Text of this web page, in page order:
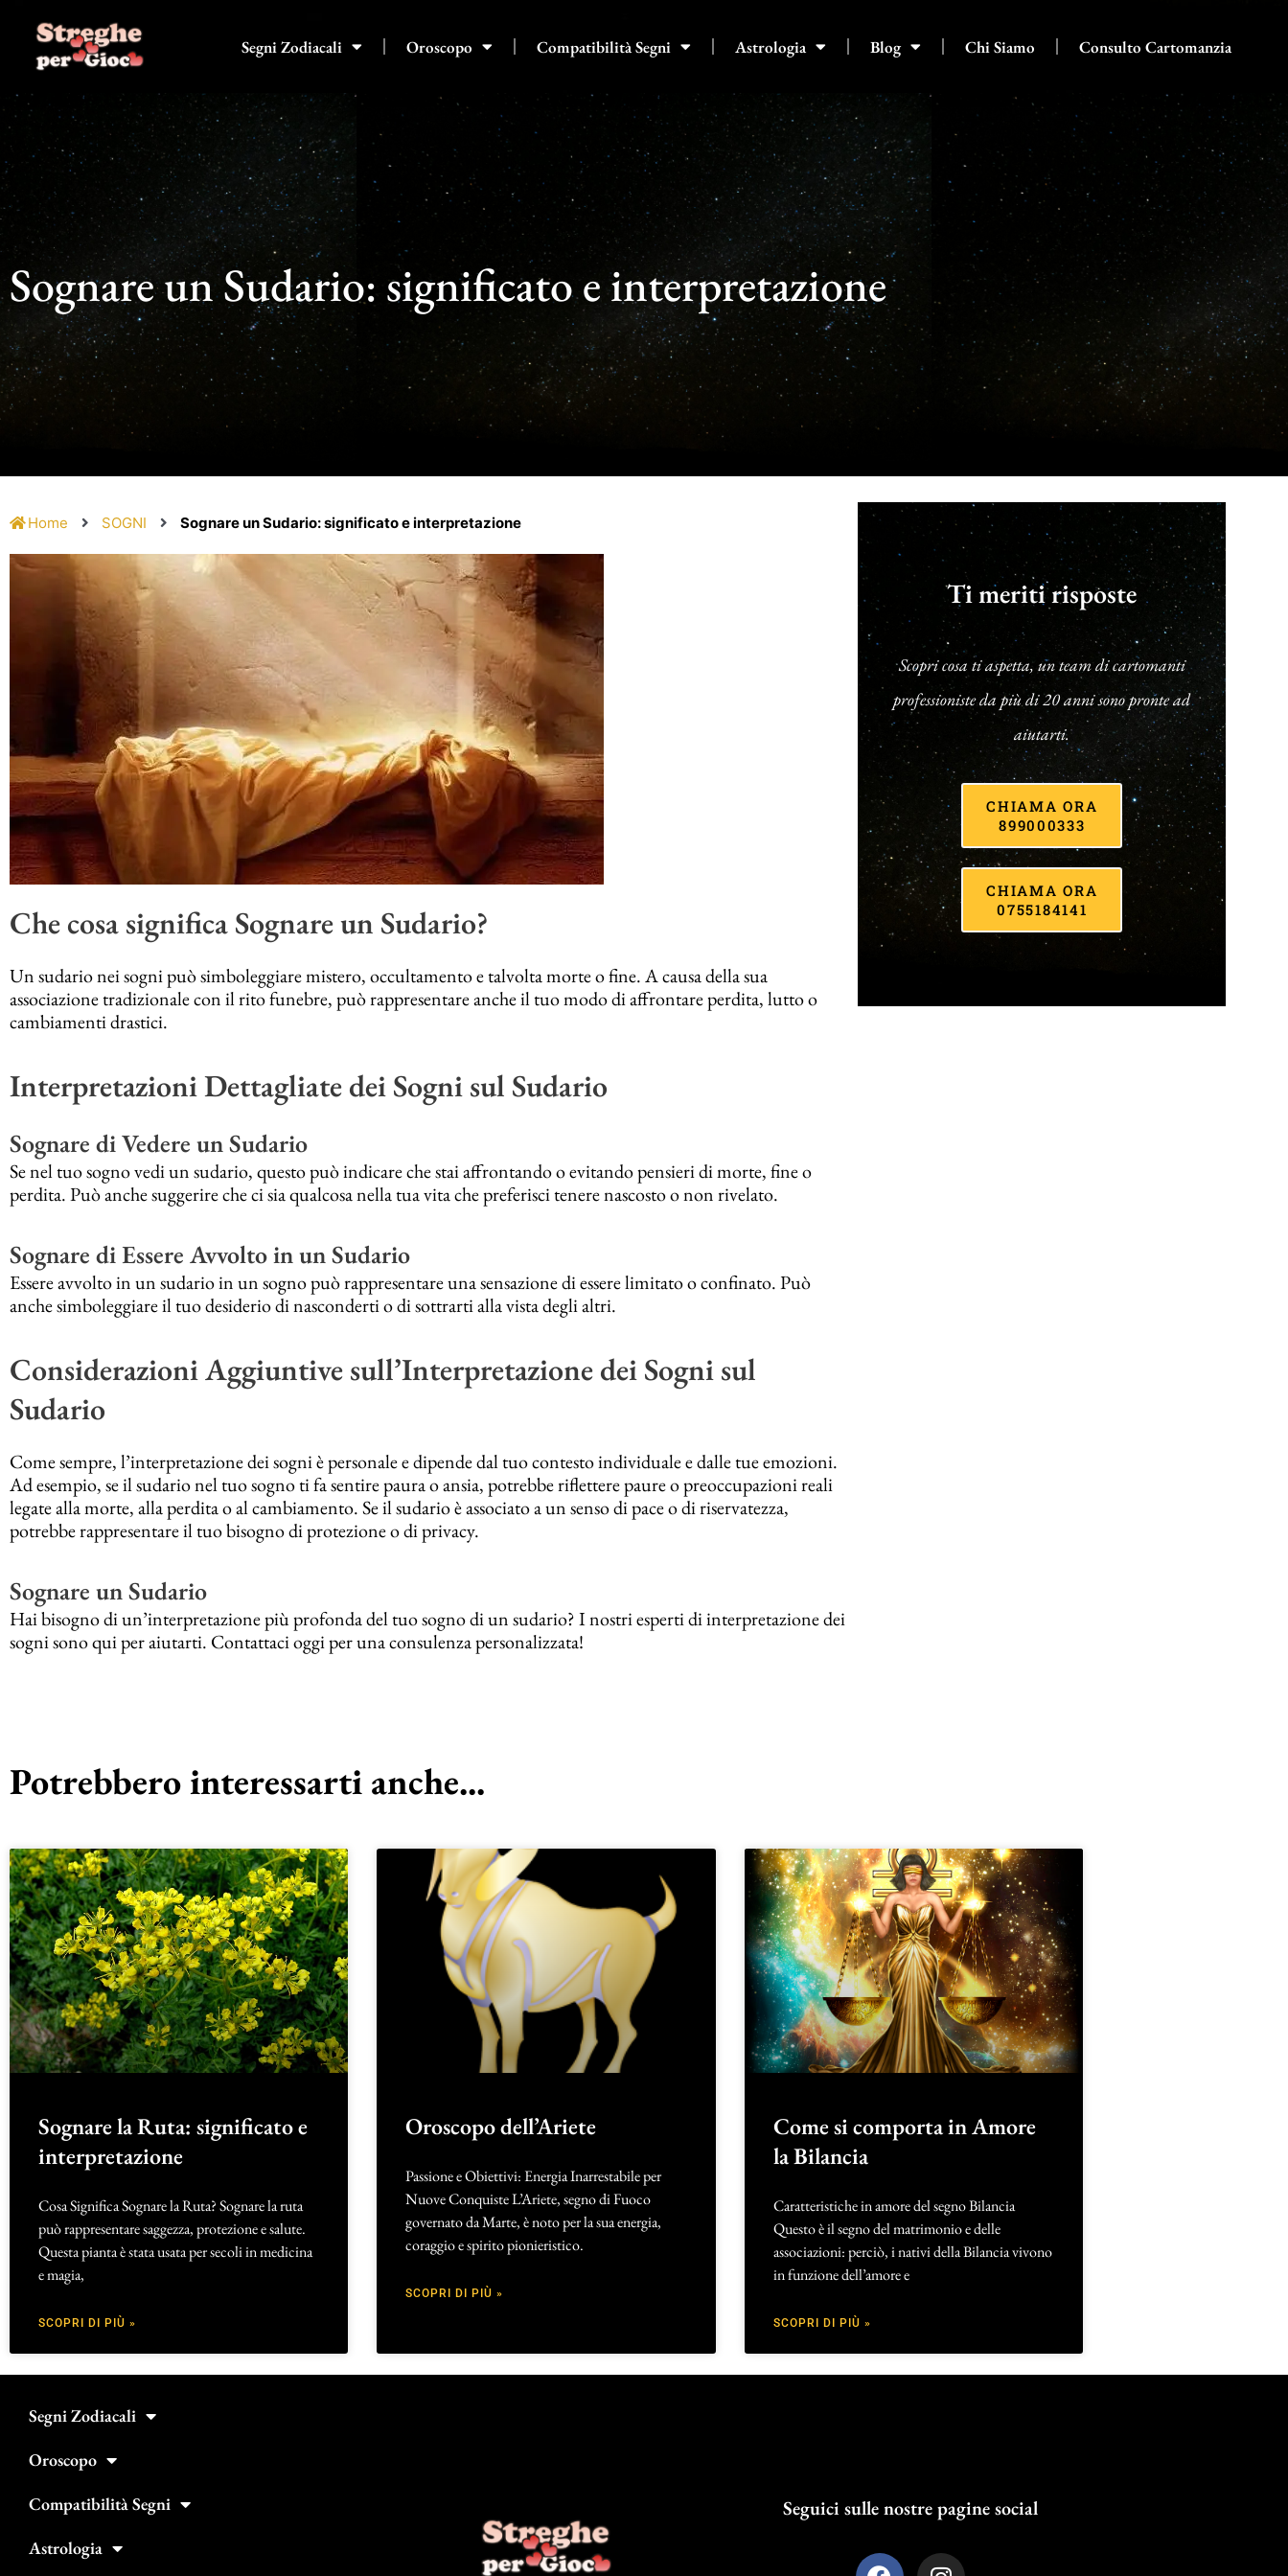
contenuto
Segni Zodiacali Oroscopo Compatibilità Segni Astrologia Blog Chi Siamo Consulto Cartomanzia
Sognare un Sudario: significato e interpretazione
Home SOGNI Sognare un Sudario: significato e interpretazione
Che cosa significa Sognare un Sudario?
Un sudario nei sogni può simboleggiare mistero, occultamento e talvolta morte o fine. A causa della sua
associazione tradizionale con il rito funebre, può rappresentare anche il tuo modo di affrontare perdita, lutto o
cambiamenti drastici.
Interpretazioni Dettagliate dei Sogni sul Sudario
Sognare di Vedere un Sudario
Se nel tuo sogno vedi un sudario, questo può indicare che stai affrontando o evitando pensieri di morte, fine o
perdita. Può anche suggerire che ci sia qualcosa nella tua vita che preferisci tenere nascosto o non rivelato.
Sognare di Essere Avvolto in un Sudario
Essere avvolto in un sudario in un sogno può rappresentare una sensazione di essere limitato o confinato. Può
anche simboleggiare il tuo desiderio di nasconderti o di sottrarti alla vista degli altri.
Considerazioni Aggiuntive sull’Interpretazione dei Sogni sul
Sudario
Come sempre, l’interpretazione dei sogni è personale e dipende dal tuo contesto individuale e dalle tue emozioni.
Ad esempio, se il sudario nel tuo sogno ti fa sentire paura o ansia, potrebbe riflettere paure o preoccupazioni reali
legate alla morte, alla perdita o al cambiamento. Se il sudario è associato a un senso di pace o di riservatezza,
potrebbe rappresentare il tuo bisogno di protezione o di privacy.
Sognare un Sudario
Hai bisogno di un’interpretazione più profonda del tuo sogno di un sudario? I nostri esperti di interpretazione dei
sogni sono qui per aiutarti. Contattaci oggi per una consulenza personalizzata!
Ti meriti risposte
Scopri cosa ti aspetta, un team di cartomanti
professioniste da più di 20 anni sono pronte ad
aiutarti.
CHIAMA ORA
899000333
CHIAMA ORA
0755184141
Potrebbero interessarti anche...
Sognare la Ruta: significato e
interpretazione
Cosa Significa Sognare la Ruta? Sognare la ruta
può rappresentare saggezza, protezione e salute.
Questa pianta è stata usata per secoli in medicina
e magia,
SCOPRI DI PIÙ »
Oroscopo dell’Ariete
Passione e Obiettivi: Energia Inarrestabile per
Nuove Conquiste L’Ariete, segno di Fuoco
governato da Marte, è noto per la sua energia,
coraggio e spirito pionieristico.
SCOPRI DI PIÙ »
Come si comporta in Amore
la Bilancia
Caratteristiche in amore del segno Bilancia
Questo è il segno del matrimonio e delle
associazioni: perciò, i nativi della Bilancia vivono
in funzione dell’amore e
SCOPRI DI PIÙ »
Segni Zodiacali
Oroscopo
Compatibilità Segni
Astrologia
Seguici sulle nostre pagine social
F
I